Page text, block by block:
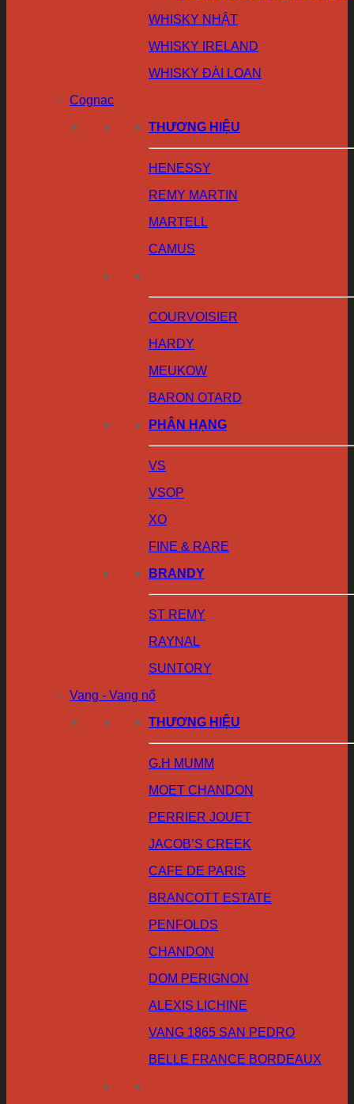
WHISKY NHẬT
WHISKY IRELAND
WHISKY ĐÀI LOAN
Cognac
THƯƠNG HIỆU
HENESSY
REMY MARTIN
MARTELL
CAMUS
COURVOISIER
HARDY
MEUKOW
BARON OTARD
PHÂN HẠNG
VS
VSOP
XO
FINE & RARE
BRANDY
ST REMY
RAYNAL
SUNTORY
Vang - Vang nổ
THƯƠNG HIỆU
G.H MUMM
MOET CHANDON
PERRIER JOUET
JACOB’S CREEK
CAFE DE PARIS
BRANCOTT ESTATE
PENFOLDS
CHANDON
DOM PERIGNON
ALEXIS LICHINE
VANG 1865 SAN PEDRO
BELLE FRANCE BORDEAUX